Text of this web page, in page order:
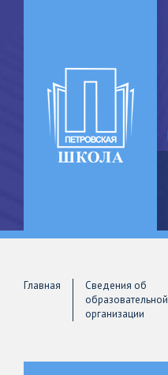
Главная
Сведения об
образовательной
организации